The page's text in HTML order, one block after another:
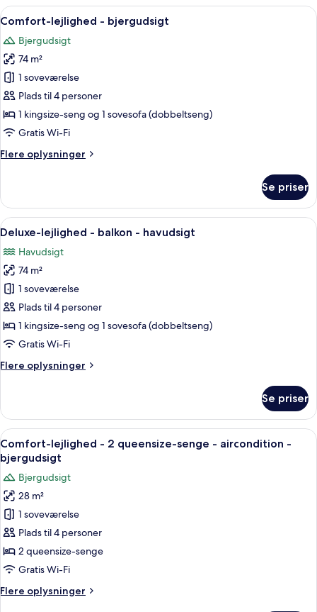
udsigt
til
Indlæs
alle
billeder
af
Comfort-
lejlighed
-
bjergudsigt
En rummelig opholdsstue med
14
Comfort-lejlighed - bjergudsigt
Bjergudsigt
74 m²
1 soveværelse
Plads til 4 personer
1 kingsize-seng og 1 sovesofa (dobbeltseng)
Gratis Wi-Fi
Flere oplysninger
Flere
lejlighed
bjergudsigt
Se priser
Indlæs
alle
billeder
af
Deluxe-
lejlighed
-
balkon
havudsigt
En moderne stue med sofa,
24
Deluxe-lejlighed - balkon - havudsigt
Havudsigt
74 m²
1 soveværelse
Plads til 4 personer
1 kingsize-seng og 1 sovesofa (dobbeltseng)
Gratis Wi-Fi
Flere oplysninger
Flere
lejlighed
balkon
-
havudsigt
Se priser
Indlæs
alle
billeder
af
Comfort-
lejlighed
-
2
queensize-
-
Et hotelværelse med to senge, et
7
Comfort-lejlighed - 2 queensize-senge - aircondition -
bjergudsigt
Bjergudsigt
28 m²
1 soveværelse
Plads til 4 personer
2 queensize-senge
Gratis Wi-Fi
Flere oplysninger
Flere